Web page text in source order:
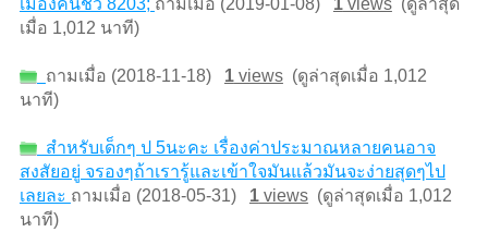
เมืองคนชั่ว 8203; ถามเมื่อ (2019-01-08) 1views(ดูล่าสุด
เมื่อ 1,012 นาที)
ถามเมื่อ (2018-11-18) 1views(ดูล่าสุดเมื่อ 1,012
นาที)
สำหรับเด็กๆ ป 5นะคะ เรื่องค่าประมาณหลายคนอาจ
สงสัยอยู่ จรองๆถ้าเรารู้และเข้าใจมันแล้วมันจะง่ายสุดๆไป
เลยละ ถามเมื่อ (2018-05-31) 1views(ดูล่าสุดเมื่อ 1,012
นาที)